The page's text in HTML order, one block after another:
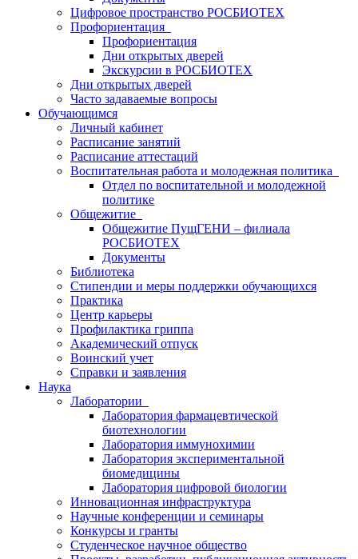
Цифровое пространство РОСБИОТЕХ
Профориентация
Профориентация
Дни открытых дверей
Экскурсии в РОСБИОТЕХ
Дни открытых дверей
Часто задаваемые вопросы
Обучающимся
Личный кабинет
Расписание занятий
Расписание аттестаций
Воспитательная работа и молодежная политика
Отдел по воспитательной и молодежной
политике
Общежитие
Общежитие ПущГЕНИ – филиала
РОСБИОТЕХ
Документы
Библиотека
Стипендии и меры поддержки обучающихся
Практика
Центр карьеры
Профилактика гриппа
Академический отпуск
Воинский учет
Справки и заявления
Наука
Лаборатории
Лаборатория фармацевтической
биотехнологии
Лаборатория иммунохимии
Лаборатория экспериментальной
биомедицины
Лаборатория цифровой биологии
Инновационная инфраструктура
Научные конференции и семинары
Конкурсы и гранты
Студенческое научное общество